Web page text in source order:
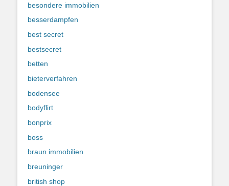
besondere immobilien
besserdampfen
best secret
bestsecret
betten
bieterverfahren
bodensee
bodyflirt
bonprix
boss
braun immobilien
breuninger
british shop